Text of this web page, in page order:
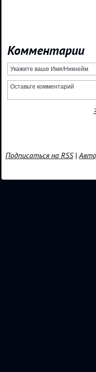
Комментарии
Подписаться на RSS|